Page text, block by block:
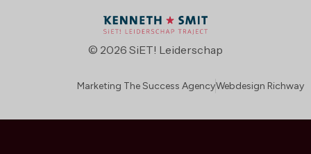
© 2026 SiET! Leiderschap
Marketing The Success AgencyWebdesign Richway